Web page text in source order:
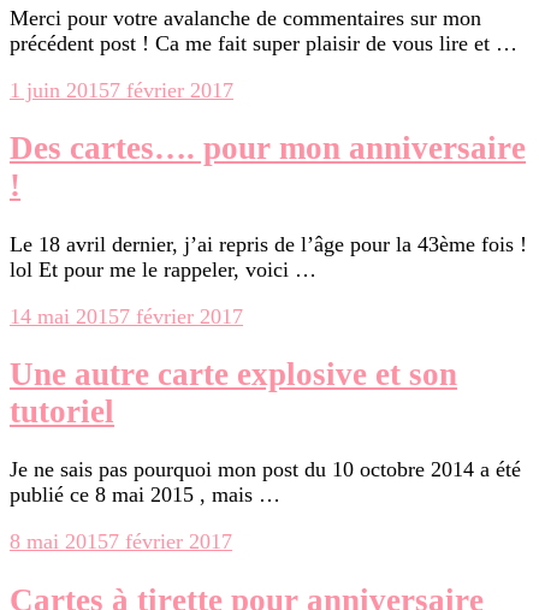
Merci pour votre avalanche de commentaires sur mon
précédent post ! Ca me fait super plaisir de vous lire et …
1 juin 20157 février 2017
Des cartes…. pour mon anniversaire
!
Le 18 avril dernier, j’ai repris de l’âge pour la 43ème fois !
lol Et pour me le rappeler, voici …
14 mai 20157 février 2017
Une autre carte explosive et son
tutoriel
Je ne sais pas pourquoi mon post du 10 octobre 2014 a été
publié ce 8 mai 2015 , mais …
8 mai 20157 février 2017
Cartes à tirette pour anniversaire